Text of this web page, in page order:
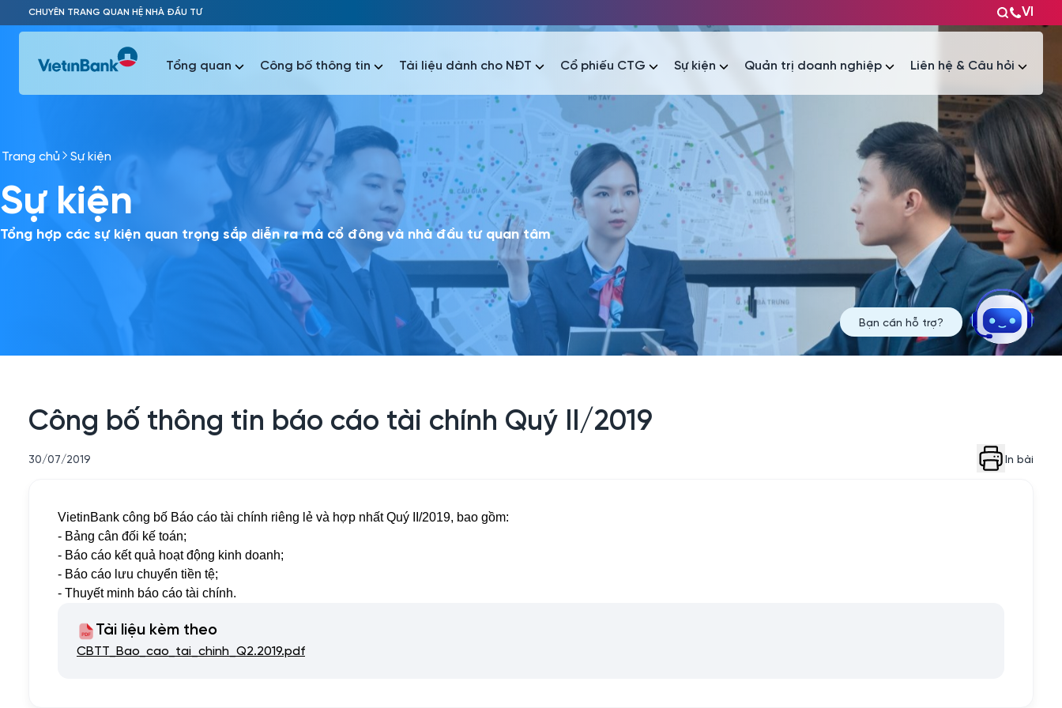
Skip to Main Content
CHUYÊN TRANG QUAN HỆ NHÀ ĐẦU TƯ VI
Phổ biến nhất
Báo cáo tài chính Thông tin giao dịch Công bố thông tin Sự kiện
Tổng quan Công bố thông tin Tài liệu dành cho NĐT Cổ phiếu CTG Sự kiện Quản trị doanh nghiệp Liên hệ & Câu hỏi
Phổ biến nhất
Thông tin giao dịch Công bố thông tin Tài liệu
Trang chủ Sự kiện
Sự kiện
Tổng hợp các sự kiện quan trọng sắp diễn ra mà cổ đông và nhà đầu tư quan tâm
Công bố thông tin báo cáo tài chính Quý II/2019
30/07/2019 In bài
VietinBank công bố Báo cáo tài chính riêng lẻ và hợp nhất Quý II/2019, bao gồm:
- Bảng cân đối kế toán;
- Báo cáo kết quả hoạt động kinh doanh;
- Báo cáo lưu chuyển tiền tệ;
- Thuyết minh báo cáo tài chính.
Tài liệu kèm theo
CBTT_Bao_cao_tai_chinh_Q2.2019.pdf
Bạn cần hỗ trợ?